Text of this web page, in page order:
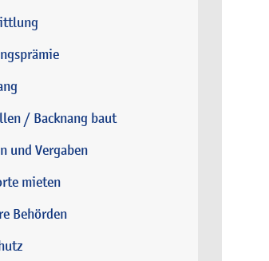
/ Backnang baut
und Vergaben
mieten
Behörden